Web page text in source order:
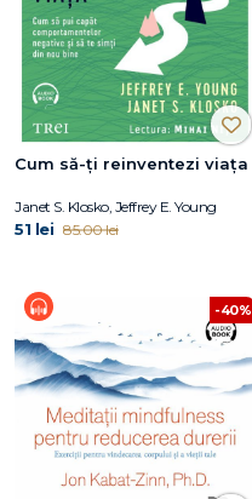
Cum să-ți reinventezi viața
Janet S. Klosko, Jeffrey E. Young
51 lei 85.00 lei
-40%